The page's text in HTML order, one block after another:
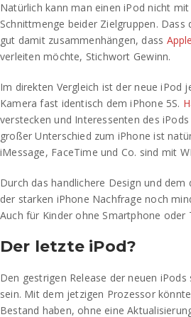
Natürlich kann man einen iPod nicht
Schnittmenge beider Zielgruppen.
gut damit zusammenhängen, dass Apple
verleiten möchte, Stichwort Gewinn.
Im direkten Vergleich ist der neue iPod
Kamera fast identisch dem iPhone 5S.
verstecken und Interessenten des
großer Unterschied zum iPhone ist
iMessage, FaceTime und Co. sind mit
Durch das handlichere Design und
der starken iPhone Nachfrage noch
Auch für Kinder ohne Smartphone
Der letzte iPod?
Den gestrigen Release der neuen
sein. Mit dem jetzigen Prozessor
Bestand haben, ohne eine